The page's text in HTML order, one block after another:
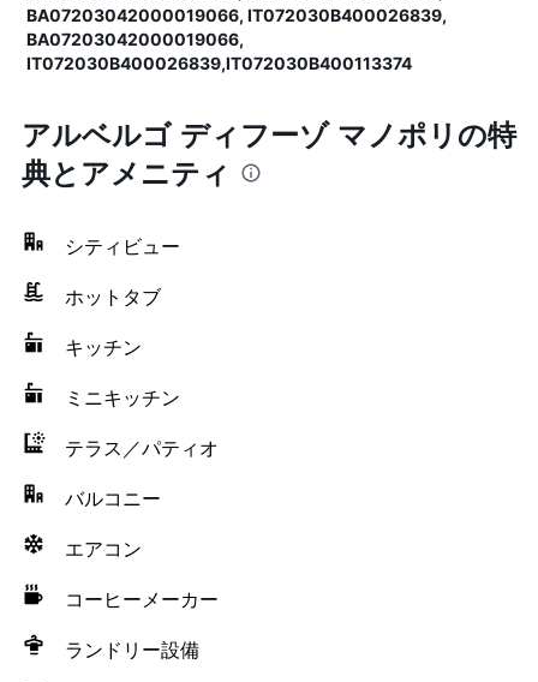
BA07203042000019066, IT072030B400026839,
BA07203042000019066,
IT072030B400026839,IT072030B400113374
アルベルゴ ディフーゾ マノポリの特
典とアメニティ
シティビュー
ホットタブ
キッチン
ミニキッチン
テラス／パティオ
バルコニー
エアコン
コーヒーメーカー
ランドリー設備